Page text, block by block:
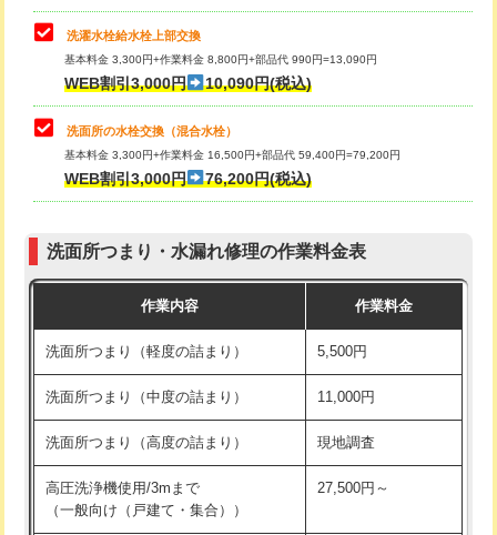
排水管工事（追加 排水管工事/3ｍ超
え）
マス交換（土の掘削・埋め戻し作業）
マス交換（深さ50㎝未満）
マス交換（深さ50㎝以上）
モルタル補修（厚さ10㎝まで） 27,500円
モルタル補修（厚さ10㎝超え） 38,500円
洗面台設置 38,500円
バスタブ設置 現場見積
追加人工 16,500円
交換・取付（タンク）
交換・取付(単水栓（壁付・デッキ
式）)
交換・取付(混合水栓（壁付・デッキ
式・ワンホール）)
16,500円+材料費
（P/S/ポップアップ））
交換・取付（その他部品） 11,000円+材料費
持込商品取付（単水栓） 13,200円
持込商品取付（混合水栓） 16,500円
持込商品取付（浄水器・分岐水栓） 16,500円
給水管工事※（ホール加工) 16,500円
給水管工事※（バンド止め)
洗濯水栓給水栓上部交換
基本料金 3,300円+作業料金 8,800円+部品代 990円=13,090円
WEB割引3,000円 10,090円(税込)
洗面所の水栓交換（混合水栓）
基本料金 3,300円+作業料金 16,500円+部品代 59,400円=79,200円
WEB割引3,000円 76,200円(税込)
洗面所つまり・水漏れ修理の作業料金表
作業内容 作業料金
洗面所つまり（軽度の詰まり） 5,500円
洗面所つまり（中度の詰まり） 11,000円
洗面所つまり（高度の詰まり） 現地調査
高圧洗浄機使用/3mまで
（一般向け（戸建て・集合））
27,500円～